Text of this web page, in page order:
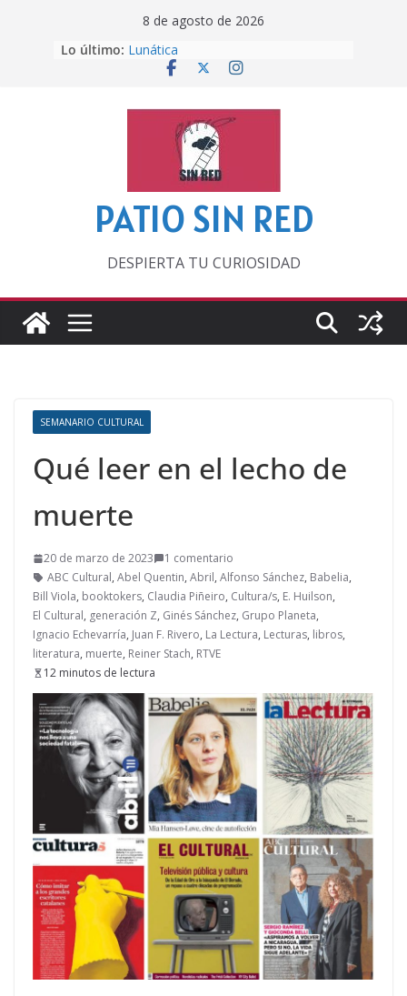
8 de agosto de 2026
Lo último: Lunática
Pero, hasta entonces…
‘La broma infinita’ de recomendar
lecturas veraniegas
PATIO SIN RED
DESPIERTA TU CURIOSIDAD
SEMANARIO CULTURAL
Qué leer en el lecho de
muerte
20 de marzo de 2023
1 comentario
ABC Cultural, Abel Quentin, Abril, Alfonso Sánchez, Babelia,
Bill Viola, booktokers, Claudia Piñeiro, Cultura/s, E. Huilson,
El Cultural, generación Z, Ginés Sánchez, Grupo Planeta,
Ignacio Echevarría, Juan F. Rivero, La Lectura, Lecturas, libros,
literatura, muerte, Reiner Stach, RTVE
12 minutos de lectura